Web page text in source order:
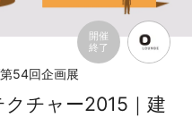
開催
終了
54回企画展
チャー2015｜建